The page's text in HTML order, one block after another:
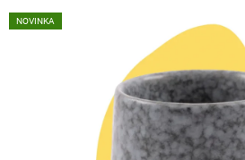
produktu
NOVINKA